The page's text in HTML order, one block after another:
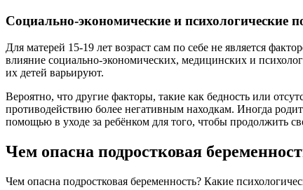
Социально-экономические и психологические
Для матерей 15-19 лет возраст сам по себе не является
влияние социально-экономических, медицинских и
их детей варьируют.
Вероятно, что другие факторы, такие как бедность или
противодействию более негативным находкам. Иногда
помощью в уходе за ребёнком для того, чтобы продолжить
Чем опасна подростковая
Чем опасна подростковая беременность? Какие